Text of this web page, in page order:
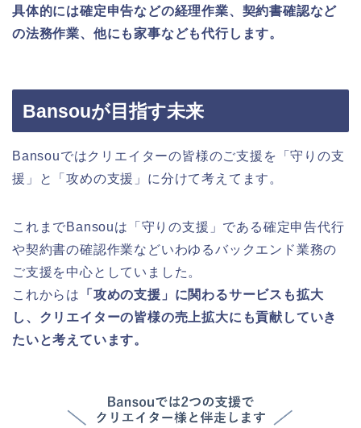
具体的には確定申告などの経理作業、契約書確認など
の法務作業、他にも家事なども代行します。
Bansouが目指す未来
Bansouではクリエイターの皆様のご支援を「守りの支
援」と「攻めの支援」に分けて考えてます。
これまでBansouは「守りの支援」である確定申告代行
や契約書の確認作業などいわゆるバックエンド業務の
ご支援を中心としていました。
これからは
「攻めの支援」に関わるサービスも拡大
し、クリエイターの皆様の売上拡大にも貢献していき
たいと考えています。